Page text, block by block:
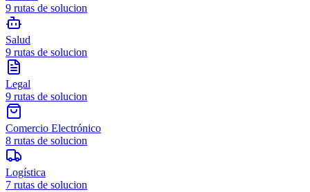
9 rutas de solucion
Salud
9 rutas de solucion
Legal
9 rutas de solucion
Comercio Electrónico
8 rutas de solucion
Logística
7 rutas de solucion